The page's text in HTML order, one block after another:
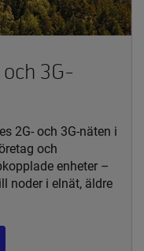
3G-
2G- och 3G-näten i
och
enheter –
noder i elnät, äldre